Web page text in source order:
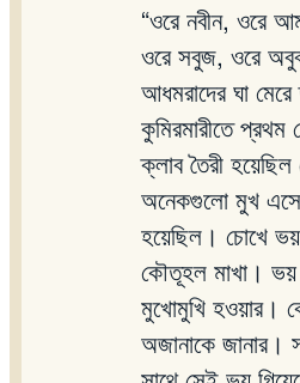
“ওরে নবীন, ওরে
ওরে সবুজ, ওরে
আধমরাদের ঘা মেরে
কুমিরমারীতে প্রথম
ক্লাব তৈরী হয়েছিল
অনেকগুলো মুখ
হয়েছিল‌। চোখে
কৌতূহল মাখা।
মুখোমুখি হওয়ার।
অজানাকে জানার।